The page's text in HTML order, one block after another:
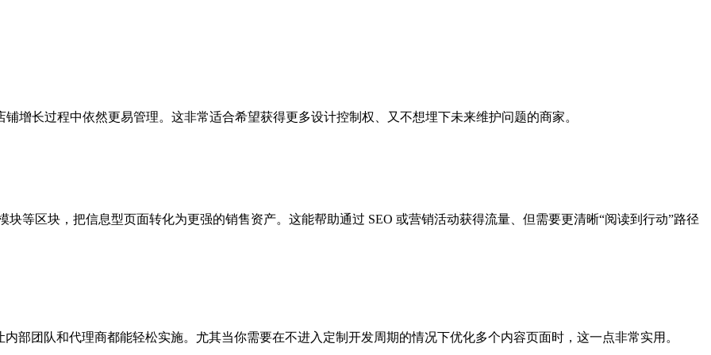
增长过程中依然更易管理。这非常适合希望获得更多设计控制权、又不想埋下未来维护问题的商家。
等区块，把信息型页面转化为更强的销售资产。这能帮助通过 SEO 或营销活动获得流量、但需要更清晰“阅读到行动”路径
内部团队和代理商都能轻松实施。尤其当你需要在不进入定制开发周期的情况下优化多个内容页面时，这一点非常实用。